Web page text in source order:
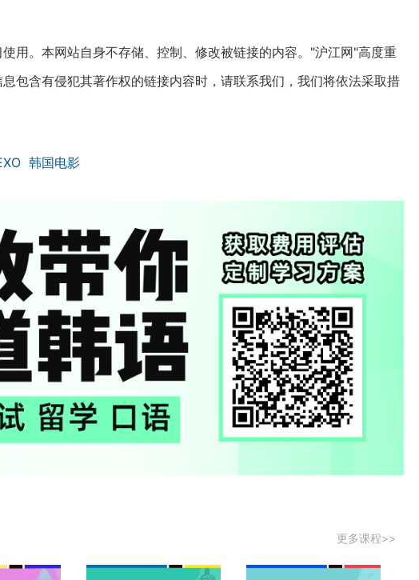
用。本网站自身不存储、控制、修改被链接的内容。"沪江网"高度重
包含有侵犯其著作权的链接内容时，请联系我们，我们将依法采取措
韩国电影
更多课程>>